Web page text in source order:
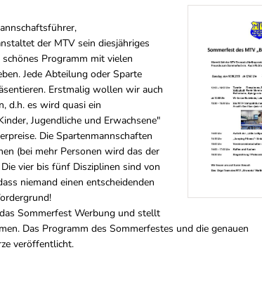
der MTV sein diesjähriges
Programm mit vielen
Jede Abteilung oder Sparte
Erstmalig wollen wir auch
d.h. es wird quasi ein
Jugendliche und Erwachsene"
Die Spartenmannschaften
(bei mehr Personen wird das der
vier bis fünf Disziplinen sind von
niemand einen entscheidenden
Sommerfest Werbung und stellt
Das Programm des Sommerfestes und die genauen
veröffentlicht.